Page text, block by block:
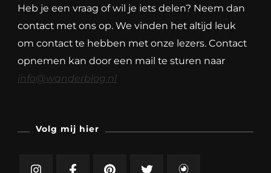
Heb je een vraag of wil je iets delen? Neem dan
contact met ons op. We vinden het altijd leuk
om contact te hebben met onze lezers. Contact
opnemen kan door een mail te sturen naar
info@wanderblog.nl
Volg mij hier